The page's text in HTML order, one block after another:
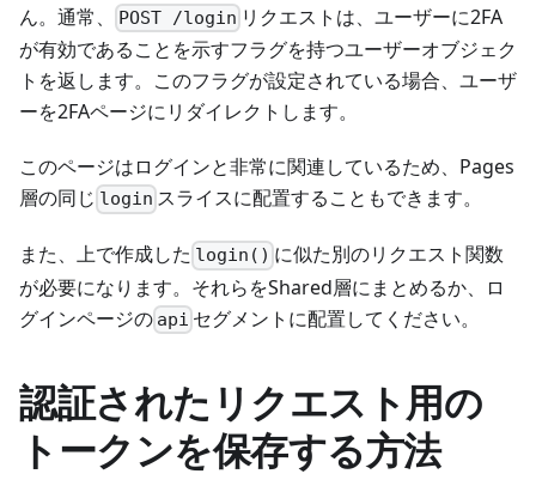
ん。通常、
POST /login リクエストは、ユーザーに2FA
が有効であることを示すフラグを持つユーザーオブジェク
トを返します。このフラグが設定されている場合、ユーザ
ーを2FAページにリダイレクトします。
このページはログインと非常に関連しているため、Pages
層の同じ login スライスに配置することもできます。
また、上で作成した login() に似た別のリクエスト関数
が必要になります。それらをShared層にまとめるか、ロ
グインページの api セグメントに配置してください。
認証されたリクエスト用の
トークンを保存する方法